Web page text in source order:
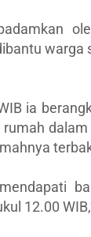
ia
12.00